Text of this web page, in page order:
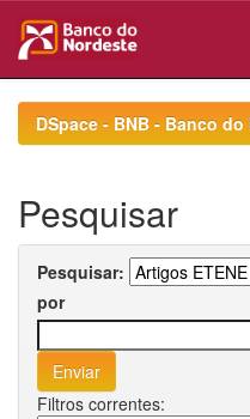
navigationDSpace - BNB - Banco
Pesquisar
Pesquisar:
por
Filtros correntes: